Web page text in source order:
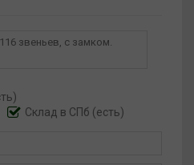
Склад в СПб (есть)